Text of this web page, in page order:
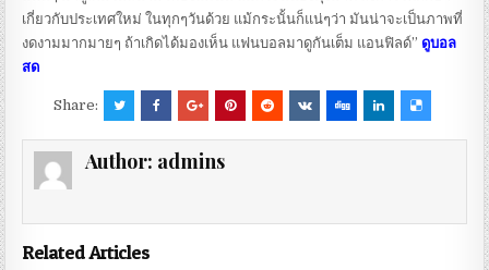
เกี่ยวกับประเทศใหม่ ในทุกๆวันด้วย แม้กระนั้นก็แน่ๆว่า มันน่าจะเป็นภาพที่
งดงามมากมายๆ ถ้าเกิดได้มองเห็น แฟนบอลมาดูกันเต็ม แอนฟิลด์” ดูบอล
สด
Share:
Author: admins
Related Articles